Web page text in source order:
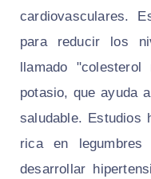
cardiovasculares.
para reducir los
llamado
potasio, que ayuda
saludable. Estudios
rica en
desarrollar